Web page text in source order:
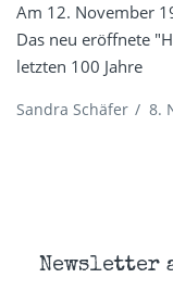
Am 12. November
Das neu eröffnete
letzten 100 Jahre
Sandra Schäfer / 8.
Newsletter